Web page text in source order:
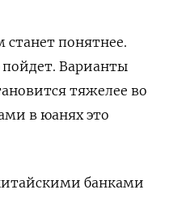
понятнее.
Варианты
тяжелее во
в юанях это
банками